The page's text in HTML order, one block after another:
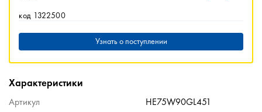
код 1322500
Узнать о поступлении
Характеристики
Артикул
HE75W90GL451